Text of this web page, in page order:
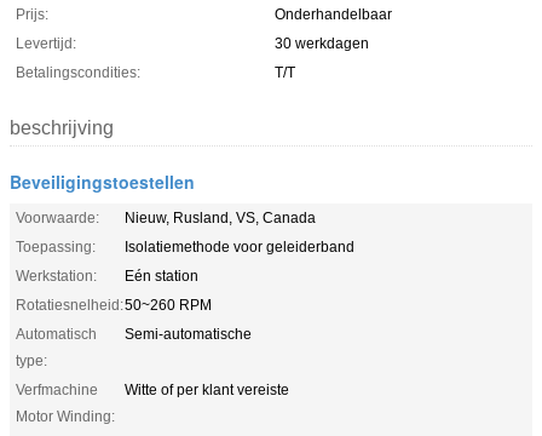
Prijs:
Onderhandelbaar
Levertijd:
30 werkdagen
Betalingscondities:
T/T
beschrijving
Beveiligingstoestellen
Voorwaarde:
Nieuw, Rusland, VS, Canada
Toepassing:
Isolatiemethode voor geleiderband
Werkstation:
Eén station
Rotatiesnelheid:50~260 RPM
Automatisch
type:
Semi-automatische
Verfmachine
Motor Winding:
Witte of per klant vereiste